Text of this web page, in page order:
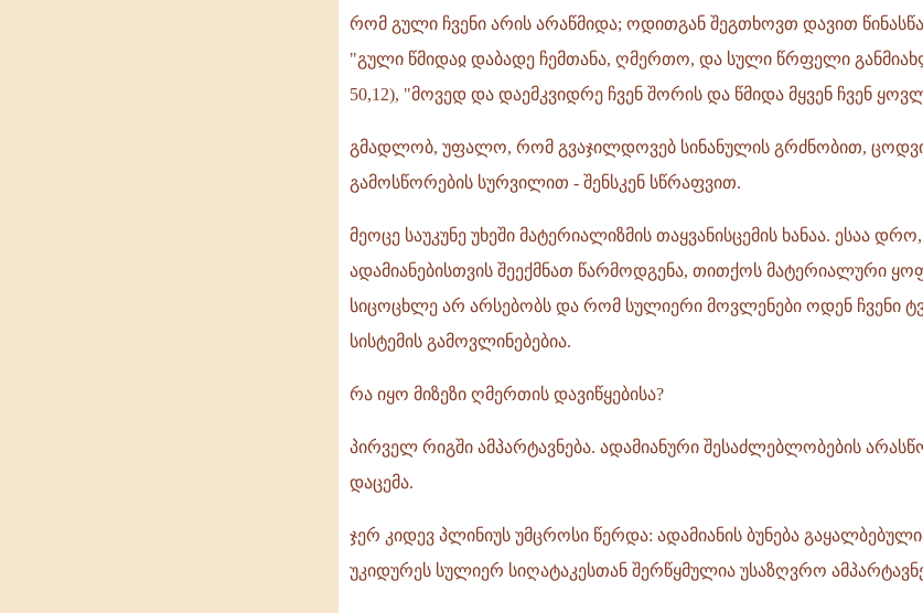
რომ გული ჩვენი არის არაწმიდა; ოდითგან შეგთხოვთ დავით
"გული წმიდაჲ დაბადე ჩემთანა, ღმერთო, და სული წრფელი
50,12), "მოვედ და დაემკვიდრე ჩვენ შორის და წმიდა მყვენ ჩვენ
გმადლობ, უფალო, რომ გვაჯილდოვებ სინანულის გრძნობით,
გამოსწორების სურვილით - შენსკენ სწრაფვით.
მეოცე საუკუნე უხეში მატერიალიზმის თაყვანისცემის ხანაა. ესაა
ადამიანებისთვის შეექმნათ წარმოდგენა, თითქოს მატერიალური
სიცოცხლე არ არსებობს და რომ სულიერი მოვლენები ოდენ ჩვენი
სისტემის გამოვლინებებია.
რა იყო მიზეზი ღმერთის დავიწყებისა?
პირველ რიგში ამპარტავნება. ადამიანური შესაძლებლობების
დაცემა.
ჯერ კიდევ პლინიუს უმცროსი წერდა: ადამიანის ბუნება
უკიდურეს სულიერ სიღატაკესთან შერწყმულია უსაზღვრო